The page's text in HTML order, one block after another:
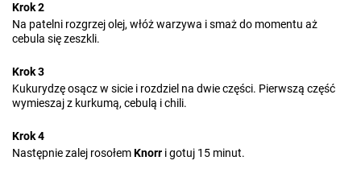
Krok 2
Na patelni rozgrzej olej, włóż warzywa i smaż do momentu aż
cebula się zeszkli.
Krok 3
Kukurydzę osącz w sicie i rozdziel na dwie części. Pierwszą część
wymieszaj z kurkumą, cebulą i chili.
Krok 4
Następnie zalej rosołemKnorr i gotuj 15 minut.